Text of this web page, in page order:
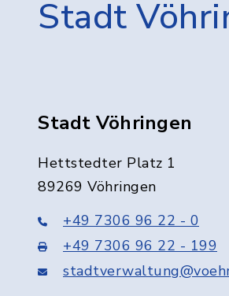
Stadt
Stadt Vöhringen
Hettstedter Platz 1
89269 Vöhringen
+49 7306 96 22 - 0
+49 7306 96 22 - 199